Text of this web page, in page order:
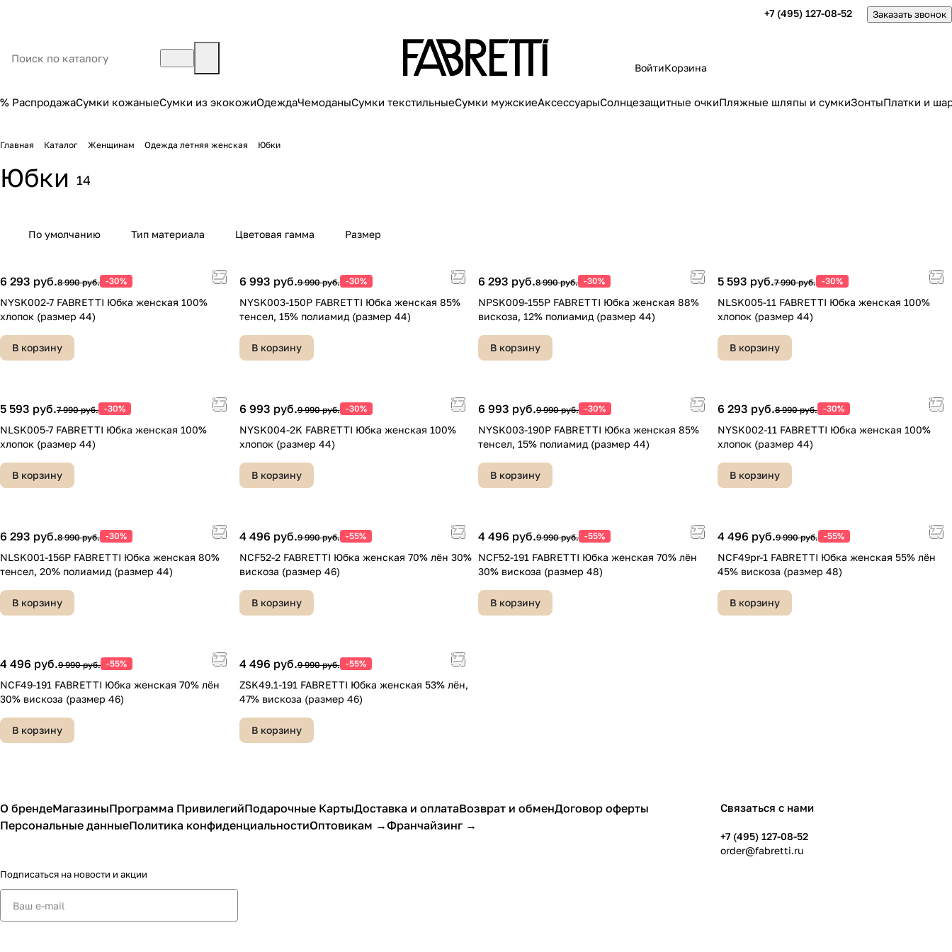
+7 (495) 127-08-52 Заказать звонок
ВойтиКорзина
% РаспродажаСумки кожаныеСумки из экокожиОдеждаЧемоданыСумки текстильныеСумки мужскиеАксессуарыСолнцезащитные очкиПляжные шляпы и сумкиЗонтыПлатки и
Главная Каталог Женщинам Одежда летняя женская Юбки
Юбки 14
По умолчанию Тип материала Цветовая гамма Размер
6 293 руб.8 990 руб. -30%
NYSK002-7 FABRETTI Юбка женская 100%
хлопок (размер 44)
В корзину
6 993 руб.9 990 руб. -30%
NYSK003-150P FABRETTI Юбка женская 85%
тенсел, 15% полиамид (размер 44)
В корзину
6 293 руб.8 990 руб. -30%
NPSK009-155P FABRETTI Юбка женская 88%
вискоза, 12% полиамид (размер 44)
В корзину
5 593 руб.7 990 руб. -30%
NLSK005-11 FABRETTI Юбка женская 100%
хлопок (размер 44)
В корзину
5 593 руб.7 990 руб. -30%
NLSK005-7 FABRETTI Юбка женская 100%
хлопок (размер 44)
В корзину
6 993 руб.9 990 руб. -30%
NYSK004-2K FABRETTI Юбка женская 100%
хлопок (размер 44)
В корзину
6 993 руб.9 990 руб. -30%
NYSK003-190P FABRETTI Юбка женская 85%
тенсел, 15% полиамид (размер 44)
В корзину
6 293 руб.8 990 руб. -30%
NYSK002-11 FABRETTI Юбка женская 100%
хлопок (размер 44)
В корзину
6 293 руб.8 990 руб. -30%
NLSK001-156P FABRETTI Юбка женская 80%
тенсел, 20% полиамид (размер 44)
В корзину
4 496 руб.9 990 руб. -55%
NCF52-2 FABRETTI Юбка женская 70% лён 30%
вискоза (размер 46)
В корзину
4 496 руб.9 990 руб. -55%
NCF52-191 FABRETTI Юбка женская 70% лён
30% вискоза (размер 48)
В корзину
4 496 руб.9 990 руб. -55%
NCF49pr-1 FABRETTI Юбка женская 55% лён
45% вискоза (размер 48)
В корзину
4 496 руб.9 990 руб. -55%
NCF49-191 FABRETTI Юбка женская 70% лён
30% вискоза (размер 46)
В корзину
4 496 руб.9 990 руб. -55%
ZSK49.1-191 FABRETTI Юбка женская 53% лён,
47% вискоза (размер 46)
В корзину
О брендеМагазиныПрограмма ПривилегийПодарочные КартыДоставка и оплатаВозврат и обменДоговор оферты
Персональные данныеПолитика конфиденциальностиОптовикам →Франчайзинг →
Подписаться на новости и акции
Связаться с нами
+7 (495) 127-08-52
order@fabretti.ru